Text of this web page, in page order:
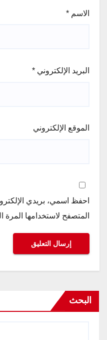
الاسم *
البريد الإلكتروني *
الموقع الإلكتروني
احفظ اسمي، بريدي
المتصفح لاستخدامها المرة
البحث